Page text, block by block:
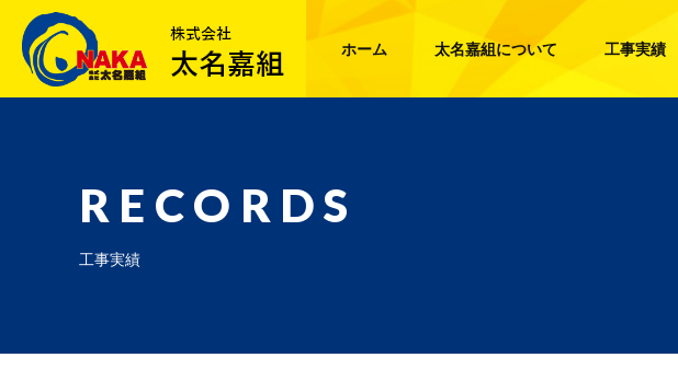
ホーム 太名嘉組について 工事実績
RECORDS
工事実績